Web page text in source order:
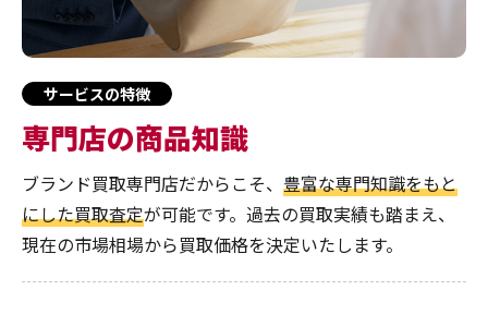
サービスの特徴
専門店の商品知識
ブランド買取専門店だからこそ、 豊富な専門知識をもと
にした買取査定が可能です。過去の買取実績も踏まえ、
現在の市場相場から買取価格を決定いたします。